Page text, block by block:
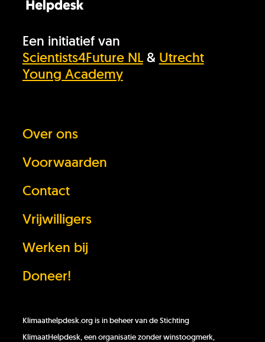
Een initiatief van
Scientists4Future NL& Utrecht
Young Academy
Over ons
Voorwaarden
Contact
Vrijwilligers
Werken bij
Doneer!
Klimaathelpdesk.org is in beheer van de Stichting
KlimaatHelpdesk, een organisatie zonder winstoogmerk,